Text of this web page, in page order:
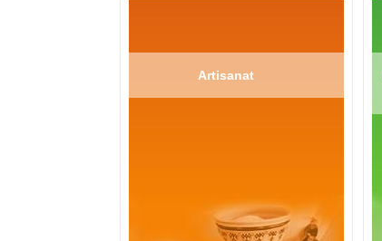
Artisanat